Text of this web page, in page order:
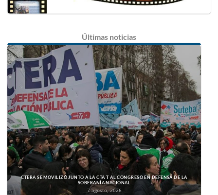
Últimas noticias
CTERA SE MOVILIZÓ JUNTO A LA CTA T AL CONGRESO EN DEFENSA DE LA
SOBERANÍA NACIONAL
7 agosto, 2026